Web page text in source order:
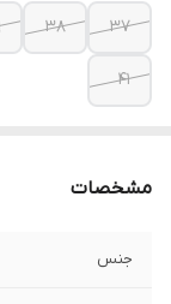
37
38
41
مشخصات
جنس